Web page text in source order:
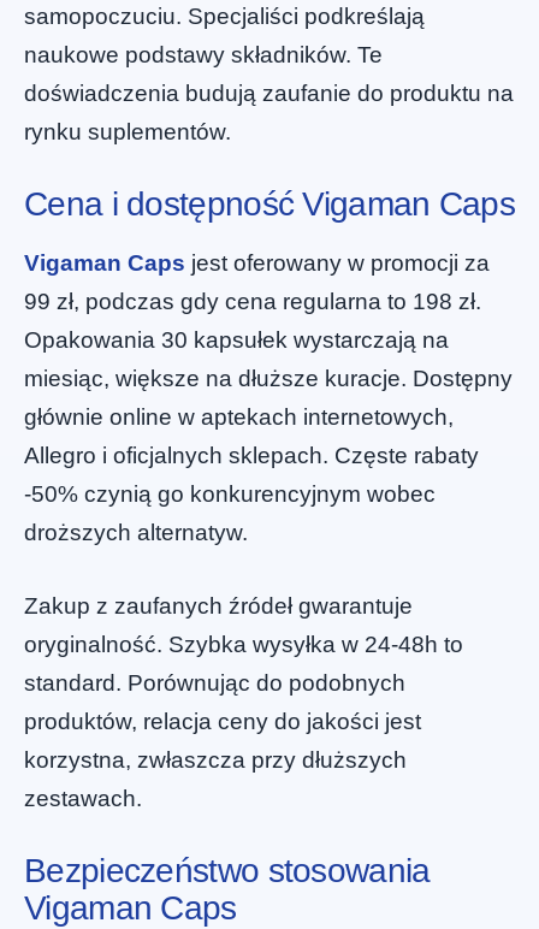
samopoczuciu. Specjaliści podkreślają
naukowe podstawy składników. Te
doświadczenia budują zaufanie do produktu na
rynku suplementów.
Cena i dostępność Vigaman Caps
Vigaman Caps jest oferowany w promocji za
99 zł, podczas gdy cena regularna to 198 zł.
Opakowania 30 kapsułek wystarczają na
miesiąc, większe na dłuższe kuracje. Dostępny
głównie online w aptekach internetowych,
Allegro i oficjalnych sklepach. Częste rabaty
-50% czynią go konkurencyjnym wobec
droższych alternatyw.
Zakup z zaufanych źródeł gwarantuje
oryginalność. Szybka wysyłka w 24-48h to
standard. Porównując do podobnych
produktów, relacja ceny do jakości jest
korzystna, zwłaszcza przy dłuższych
zestawach.
Bezpieczeństwo stosowania
Vigaman Caps